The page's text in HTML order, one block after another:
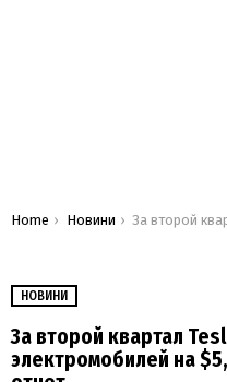
You are here:
Home Новини За второй квартал Tesla продала электромобилей на $5,4 миллиарда:
НОВИНИ
За второй квартал
электромобилей на